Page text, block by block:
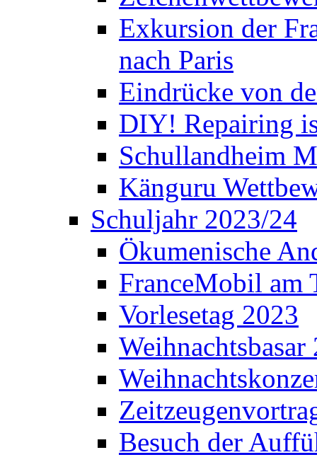
Exkursion der
nach Paris
Eindrücke von
DIY! Repairing
Schullandheim
Känguru
Schuljahr 2023/24
Ökumenische
FranceMobil am
Vorlesetag 2023
Weihnachtsbasar
Besuch der